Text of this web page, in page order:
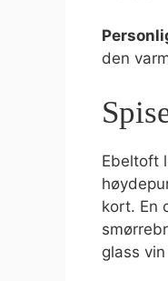
den
Ebeltoft
kort. En
glass